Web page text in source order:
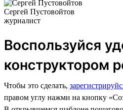
Сергей Пустовойтов
журналист
Воспользуйся
конструктором
Чтобы это сделать,
правом углу нажми на кнопку